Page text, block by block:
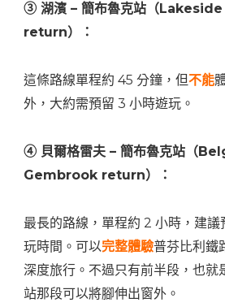
③ 湖濱 – 簡布魯克站（
return）：
這條路線單程約 45 分鐘，但不能
外，大約需預留 3 小時遊玩。
④ 貝爾格雷夫 – 簡布魯克站（
Gembrook return）：
最長的路線，單程約 2 小時，建議
玩時間。可以完整體驗普芬比利鐵
深度旅行。不過只有前半段，也就
站那段可以將腳伸出窗外。